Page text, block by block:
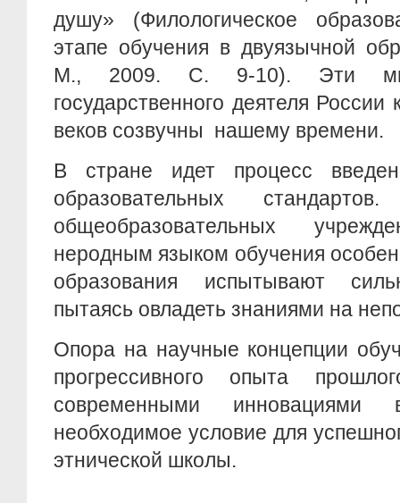
душу» (Филологическое
этапе обучения в двуязычной
М., 2009. С. 9-10). Эти
государственного деятеля
веков созвучны нашему времени.
В стране идет процесс
образовательных
общеобразовательных
неродным языком обучения
образования испытывают
пытаясь овладеть знаниями на
Опора на научные концепции
прогрессивного опыта
современными
необходимое условие для
этнической школы.